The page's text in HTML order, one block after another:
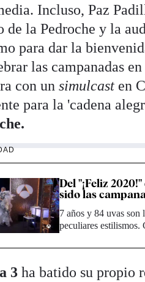
Incluso, Paz
de la Pedroche y la
para dar la
las campanadas
con un simulcast en
para la 'cadena
Del "¡Feliz
sido las
7 años y 84 uvas son
peculiares
3ha batido su propio